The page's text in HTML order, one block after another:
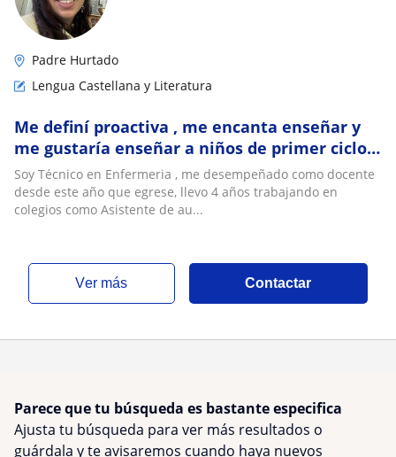
Padre Hurtado
Lengua Castellana y Literatura
Me definí proactiva , me encanta enseñar y
me gustaría enseñar a niños de primer ciclo,
hasta 6 básico
Soy Técnico en Enfermeria , me desempeñado como docente
desde este año que egrese, llevo 4 años trabajando en
colegios como Asistente de au...
ver más Contactar
Parece que tu búsqueda es bastante especifica
Ajusta tu búsqueda para ver más resultados o
guárdala y te avisaremos cuando haya nuevos